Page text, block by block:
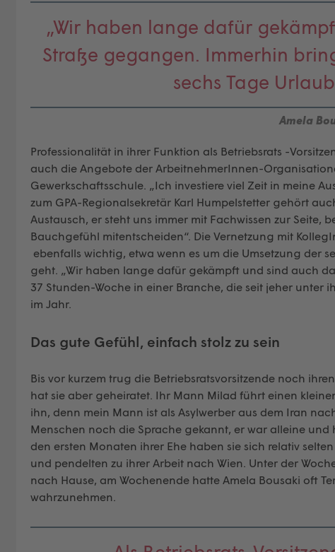
„Wir haben lange dafür
Straße gegangen. Immerhin
sechs Tage
Amela
Professionalität in ihrer Funktion als Betriebsrats -
auch die Angebote der ArbeitnehmerInnen-
Gewerkschaftsschule. „Ich investiere viel Zeit in meine
zum GPA-Regionalsekretär Karl Humpelstetter gehört
Austausch, er steht uns immer mit Fachwissen zur Seite,
Bauchgefühl mitentscheiden“. Die Vernetzung mit
ebenfalls wichtig, etwa wenn es um die Umsetzung der
geht. „Wir haben lange dafür gekämpft und sind auch
37 Stunden-Woche in einer Branche, die seit jeher unter
im Jahr.
Das gute Gefühl, einfach stolz zu sein
Bis vor kurzem trug die Betriebsratsvorsitzende noch
hat sie aber geheiratet. Ihr Mann Milad führt einen
ihn, denn mein Mann ist als Asylwerber aus dem Iran
Menschen noch die Sprache gekannt, er war alleine
den ersten Monaten ihrer Ehe haben sie sich relativ
und pendelten zu ihrer Arbeit nach Wien. Unter der
nach Hause, am Wochenende hatte Amela Bousaki oft
wahrzunehmen.